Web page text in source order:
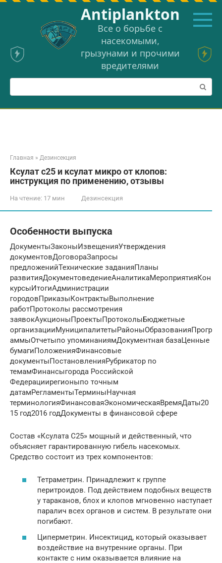
Перейти
Аntiplankton
Все о борьбе с
насекомыми,
грызунами и прочими
вредителями
Поиск:
Главная » Дезинсекция
Ксулат с25 и ксулат микро от клопов:
инструкция по применению, отзывы
На чтение: 17 мин Дезинсекция
Особенности выпуска
ДокументыЗаконыИзвещенияУтверждения
документовДоговораЗапросы
предложенийТехнические заданияПланы
развитияДокументоведениеАналитикаМероприятияКон
курсыИтогиАдминистрации
городовПриказыКонтрактыВыполнение
работПротоколы рассмотрения
заявокАукционыПроектыПротоколыБюджетные
организацииМуниципалитетыРайоныОбразованияПрогр
аммыОтчетыпо упоминаниямДокументная базаЦенные
бумагиПоложенияФинансовые
документыПостановленияРубрикатор по
темамФинансыгорода Российской
Федерациирегионыпо точным
датамРегламентыТерминыНаучная
терминологияФинансоваяЭкономическаяВремяДаты20
15 год2016 годДокументы в финансовой сфере
Состав «Ксулата С25» мощный и действенный, что
объясняет гарантированную гибель насекомых.
Средство состоит из трех компонентов:
Тетраметрин. Принадлежит к группе
перитроидов. Под действием подобных веществ
у тараканов, блох и клопов мгновенно наступает
паралич всех органов и систем. В результате они
погибают.
Циперметрин. Инсектицид, который оказывает
воздействие на внутренние органы. При
контакте с ним оказывается влияние на